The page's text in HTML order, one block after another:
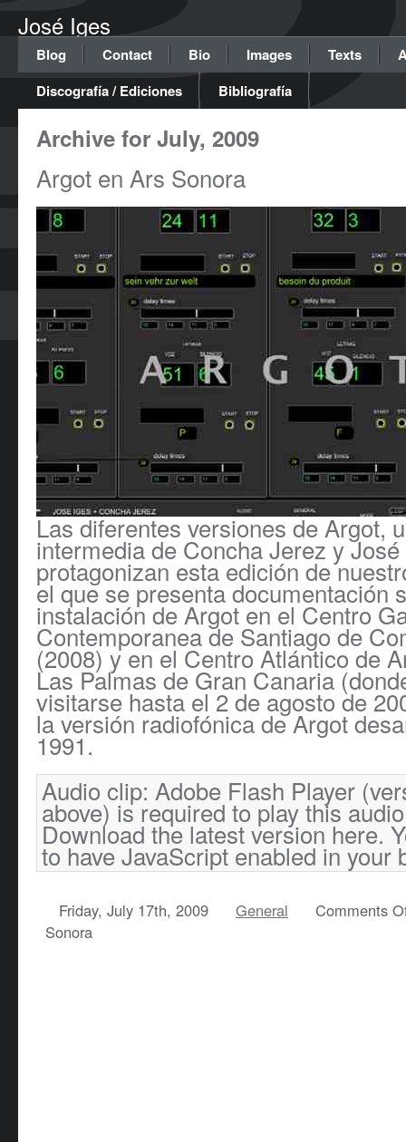
José Iges
Blog Contact Bio Images Texts
Discografía / Ediciones
Bibliografía
Archive for July, 2009
Argot en Ars Sonora
Las diferentes versiones de Argot,
intermedia de Concha Jerez y
protagonizan esta edición de
el que se presenta documentación
instalación de Argot en el Centro
Contemporanea de Santiago de
(2008) y en el Centro Atlántico de
Las Palmas de Gran Canaria
visitarse hasta el 2 de agosto de
la versión radiofónica de Argot
1991.
Audio clip: Adobe Flash Player
above) is required to play this
Download the latest versionhere.
to have JavaScript enabled in your
Friday, July 17th, 2009 General
Comments
Sonora